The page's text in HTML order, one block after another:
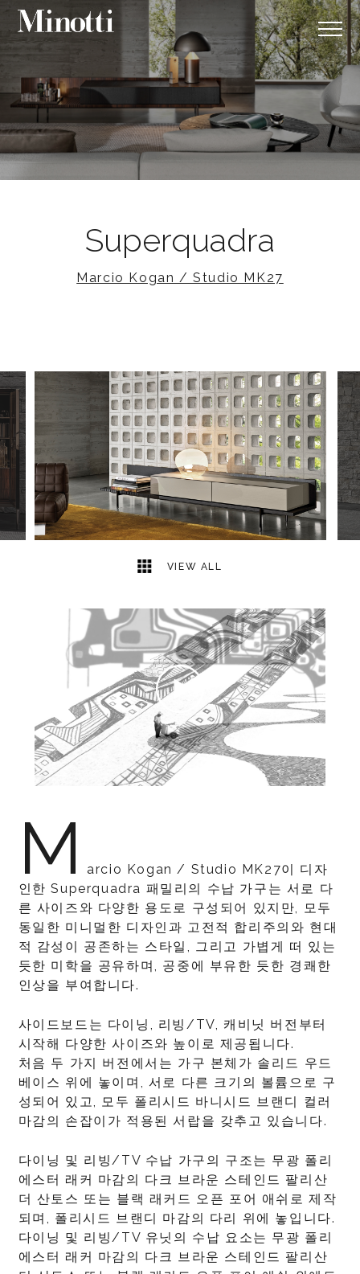
Superquadra
Marcio Kogan / Studio MK27
VIEW ALL
22 2
M
arcio Kogan / Studio MK27이 디자
인한 Superquadra 패밀리의 수납 가구는 서로 다
른 사이즈와 다양한 용도로 구성되어 있지만, 모두
동일한 미니멀한 디자인과 고전적 합리주의와 현대
적 감성이 공존하는 스타일, 그리고 가볍게 떠 있는
듯한 미학을 공유하며, 공중에 부유한 듯한 경쾌한
인상을 부여합니다.
사이드보드는 다이닝, 리빙/TV, 캐비닛 버전부터
시작해 다양한 사이즈와 높이로 제공됩니다.
처음 두 가지 버전에서는 가구 본체가 솔리드 우드
베이스 위에 놓이며, 서로 다른 크기의 볼륨으로 구
성되어 있고, 모두 폴리시드 바니시드 브랜디 컬러
마감의 손잡이가 적용된 서랍을 갖추고 있습니다.
다이닝 및 리빙/TV 수납 가구의 구조는 무광 폴리
에스터 래커 마감의 다크 브라운 스테인드 팔리산
더 산토스 또는 블랙 래커드 오픈 포어 애쉬로 제작
되며, 폴리시드 브랜디 마감의 다리 위에 놓입니다.
다이닝 및 리빙/TV 유닛의 수납 요소는 무광 폴리
에스터 래커 마감의 다크 브라운 스테인드 팔리산